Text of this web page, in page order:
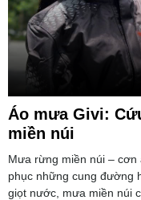
Áo mưa Givi:
miền núi
Mưa rừng miền núi –
phục những cung đường
giọt nước, mưa miền núi